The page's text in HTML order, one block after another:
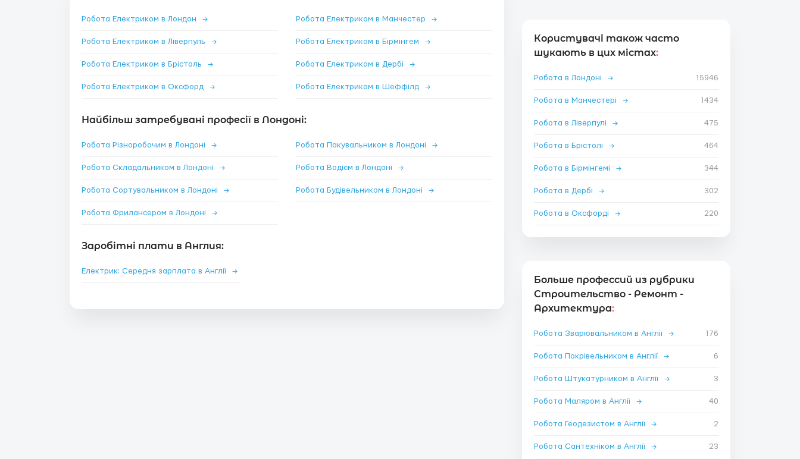
Робота Електриком в Лондон → Робота Електриком в Манчестер →
Робота Електриком в Ліверпуль → Робота Електриком в Бірмінгем →
Робота Електриком в Брістоль → Робота Електриком в Дербі →
Робота Електриком в Оксфорд → Робота Електриком в Шеффілд →
Найбільш затребувані професії в Лондоні:
Робота Різноробочим в Лондоні → Робота Пакувальником в Лондоні →
Робота Складальником в Лондоні → Робота Водієм в Лондоні →
Робота Сортувальником в Лондоні → Робота Будівельником в Лондоні →
Робота Фрилансером в Лондоні →
Заробітні плати в Англия:
Електрик: Середня зарплата в Англії →
Користувачі також часто
шукають в цих містах:
Робота в Лондоні → 15946
Робота в Манчестері → 1434
Робота в Ліверпулі → 475
Робота в Брістолі → 464
Робота в Бірмінгемі → 344
Робота в Дербі → 302
Робота в Оксфорді → 220
Больше профессий из рубрики
Строительство - Ремонт -
Архитектура:
Робота Зварювальником в Англії → 176
Робота Покрівельником в Англії → 6
Робота Штукатурником в Англії → 3
Робота Маляром в Англії → 40
Робота Геодезистом в Англії → 2
Робота Сантехніком в Англії → 23